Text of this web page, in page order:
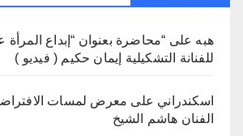
هبه على “محاضرة بعنوان “إبداع
للفنانة التشكيلية إيمان حكيم ( فيديو )
اسكندراني على معرض لمسات
الفنان هاشم الشيخ